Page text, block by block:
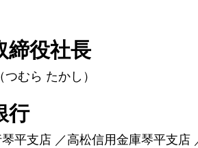
締役社長
むら たかし）
行
平支店 ／高松信用金庫琴平支